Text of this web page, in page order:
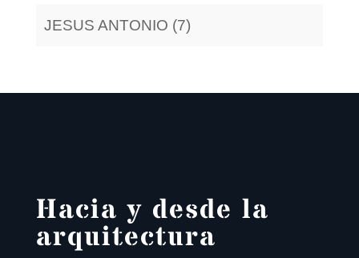
JESUS ANTONIO (7)
Hacia y desde la
arquitectura